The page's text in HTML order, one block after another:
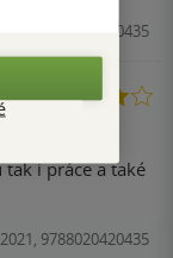
9788020420435
i práce a také
9788020420435